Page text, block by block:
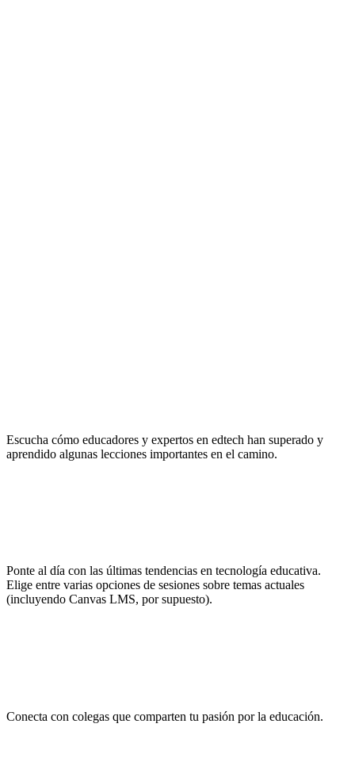
Escucha cómo educadores y expertos en edtech han superado y
aprendido algunas lecciones importantes en el camino.
Ponte al día con las últimas tendencias en tecnología educativa.
Elige entre varias opciones de sesiones sobre temas actuales
(incluyendo Canvas LMS, por supuesto).
Conecta con colegas que comparten tu pasión por la educación.